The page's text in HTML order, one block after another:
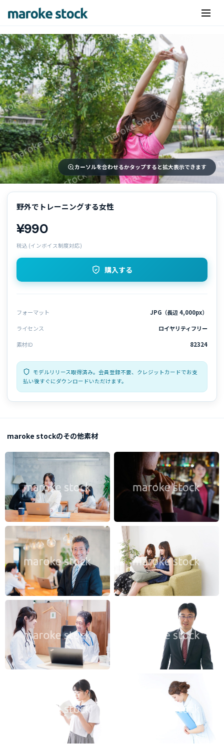
カーソルを合わせるかタップすると拡大表示できます
野外でトレーニングする女性
¥990
税込 (インボイス制度対応)
購入する
フォーマット
JPG（長辺 4,000px）
ライセンス
ロイヤリティフリー
素材ID
82324
モデルリリース取得済み。会員登録不要、クレジットカードでお支
払い後すぐにダウンロードいただけます。
maroke stockのその他素材